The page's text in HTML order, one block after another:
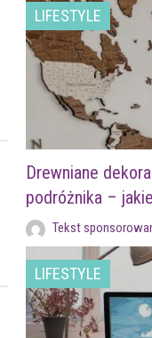
LIFESTYLE
Drewniane
podróżnika –
Tekst
LIFESTYLE